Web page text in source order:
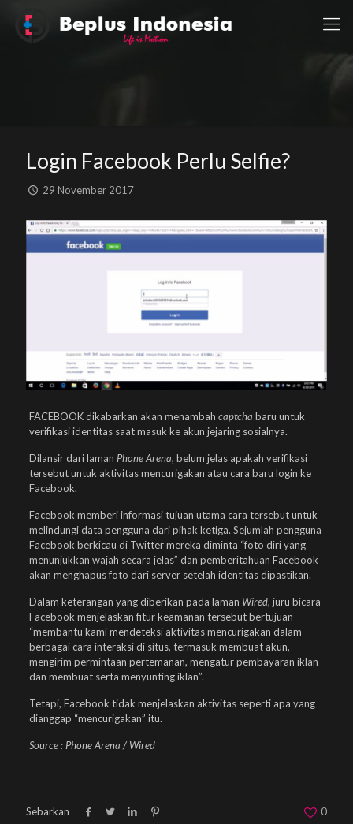
Login Facebook Perlu Selfie?
29 November 2017
FACEBOOK dikabarkan akan menambah captcha baru untuk
verifikasi identitas saat masuk ke akun jejaring sosialnya.
Dilansir dari laman Phone Arena, belum jelas apakah verifikasi
tersebut untuk aktivitas mencurigakan atau cara baru login ke
Facebook.
Facebook memberi informasi tujuan utama cara tersebut untuk
melindungi data pengguna dari pihak ketiga. Sejumlah pengguna
Facebook berkicau di Twitter mereka diminta “foto diri yang
menunjukkan wajah secara jelas” dan pemberitahuan Facebook
akan menghapus foto dari server setelah identitas dipastikan.
Dalam keterangan yang diberikan pada laman Wired, juru bicara
Facebook menjelaskan fitur keamanan tersebut bertujuan
“membantu kami mendeteksi aktivitas mencurigakan dalam
berbagai cara interaksi di situs, termasuk membuat akun,
mengirim permintaan pertemanan, mengatur pembayaran iklan
dan membuat serta menyunting iklan”.
Tetapi, Facebook tidak menjelaskan aktivitas seperti apa yang
dianggap “mencurigakan” itu.
Source : Phone Arena / Wired
Sebarkan 0